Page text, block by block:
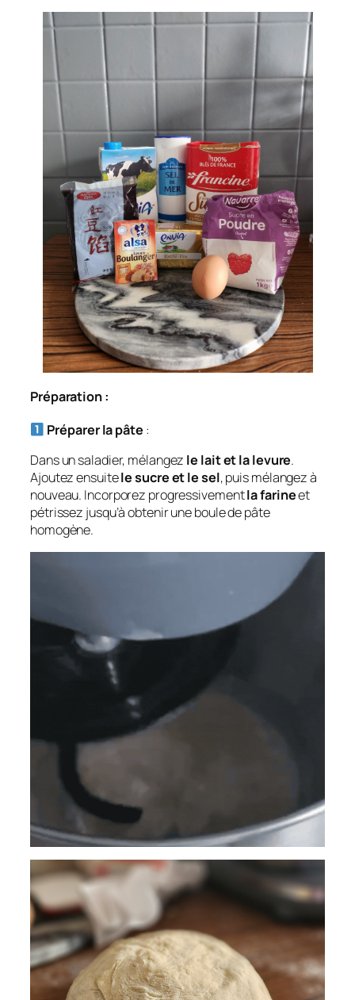
Préparation :
Préparer la pâte :
Dans un saladier, mélangez le lait et la levure.
Ajoutez ensuitele sucre et le sel, puis mélangez à
nouveau. Incorporez progressivementla farineet
pétrissez jusqu’à obtenir une boule de pâte
homogène.